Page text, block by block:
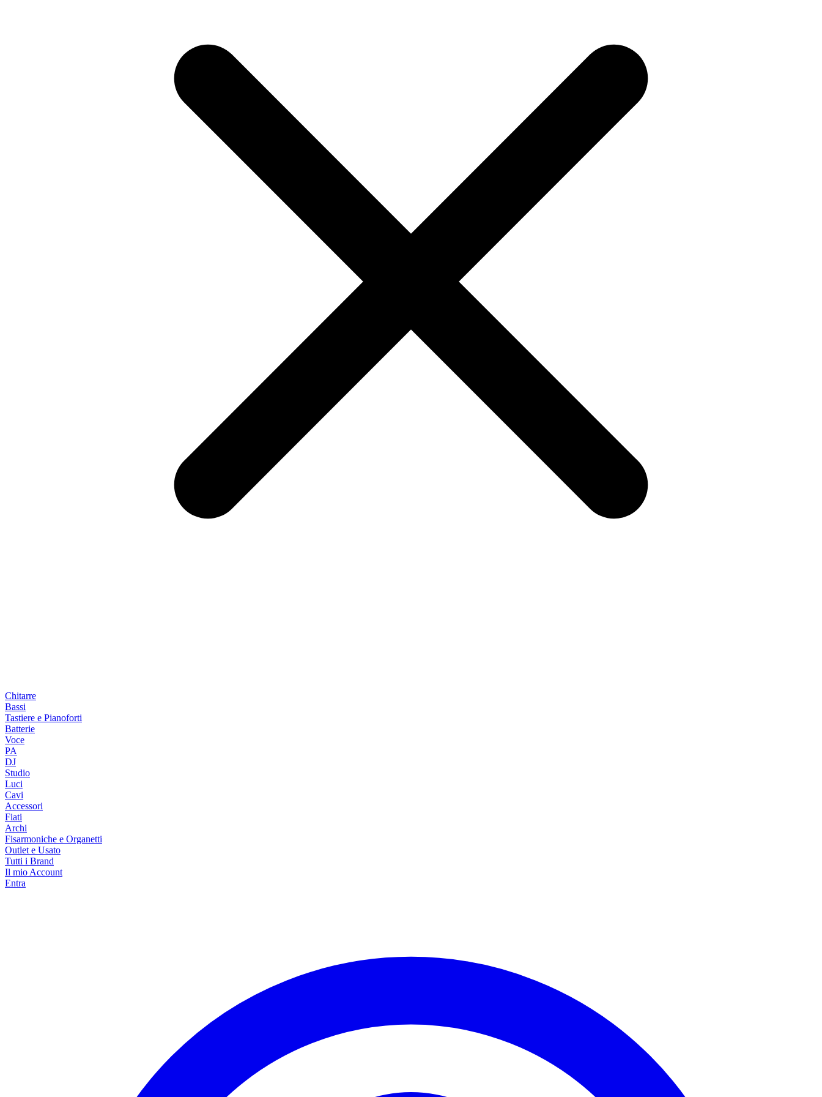
Chitarre
Bassi
Tastiere e Pianoforti
Batterie
Voce
PA
DJ
Studio
Luci
Cavi
Accessori
Fiati
Archi
Fisarmoniche e Organetti
Outlet e Usato
Tutti i Brand
Il mio Account
Entra